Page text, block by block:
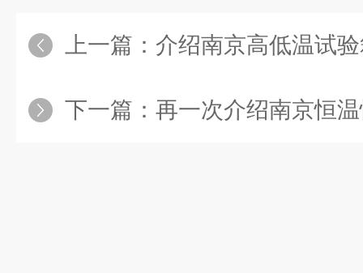
上一篇： 介绍南京高低温试
下一篇： 再一次介绍南京恒